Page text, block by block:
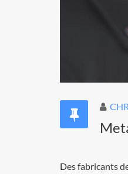
Des fabricants